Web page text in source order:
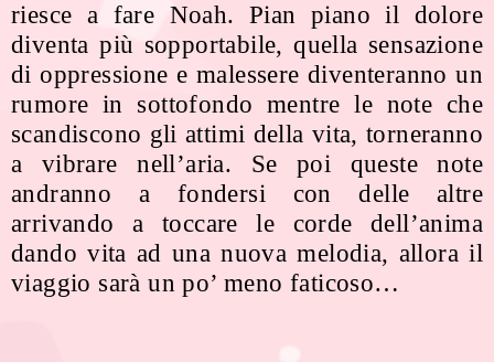
riesce a fare Noah. Pian piano il dolore
diventa più sopportabile, quella sensazione
di oppressione e malessere diventeranno un
rumore in sottofondo mentre le note che
scandiscono gli attimi della vita, torneranno
a vibrare nell’aria. Se poi queste note
andranno a fondersi con delle altre
arrivando a toccare le corde dell’anima
dando vita ad una nuova melodia, allora il
viaggio sarà un po’ meno faticoso…